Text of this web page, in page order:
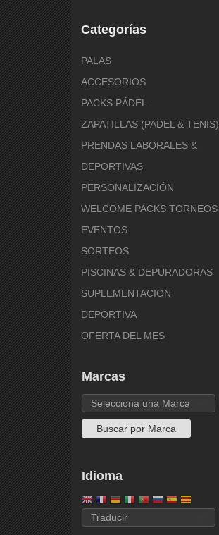
Categorías
PALAS
ACCESORIOS
PACKS PÁDEL
ZAPATILLAS (PADEL & TENIS)
PRENDAS LABORALES &
DEPORTIVAS
PERSONALIZACIÓN
WELCOME PACKS TORNEOS
EVENTOS
SORTEOS
PISCINAS & DEPURADORAS
SUPLEMENTACION
DEPORTIVA
OFERTA DEL MES
Marcas
Idioma